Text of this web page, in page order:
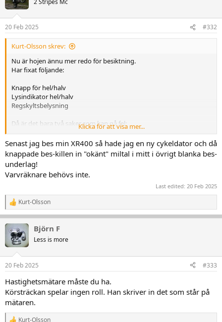
20 Feb 2025 #332
Kurt-Olsson skrev:
Nu är hojen ännu mer redo för besiktning.
Har fixat följande:
Knapp för hel/halv
Lysindikator hel/halv
Regskyltsbelysning
Då är det bara två saker som kan gå fel:
Ingen hastighetsmätare
Ingen varvmätare/odometer
Hur funkar det med miltalen? Kan man skriva typ "Okänt" i
papprerna, det är ju bara jag som säljare som förlorar på det men
hojen är ju lika driftsäker iaf.
Klicka för att visa mer...
Senast jag bes min XR400 så hade jag en ny cykeldator och då
knappade bes-killen in "okänt" miltal i mitt i övrigt blanka bes-
underlag!
Varvräknare behövs inte.
Last edited: 20 Feb 2025
R
e
k
i
e
:
Kurt-Olsson
Björn F
Less is more
20 Feb 2025 #333
Hastighetsmätare måste du ha.
Körsträckan spelar ingen roll. Han skriver in det som står på
mätaren.
Kurt-Olsson